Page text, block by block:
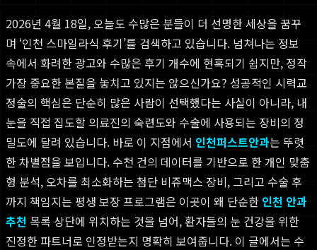
2026년 4월 18일, 오늘도 수많은 분들이 더 선명한 세상을 꿈꾸
며 ‘인천 스마일라식 후기’를 검색하고 있습니다. 넘쳐나는 정보
속에서 화려한 광고와 수많은 후기 개수에 현혹되기 쉽지만, 정작
가장 중요한 본질을 놓치고 있지는 않으신가요? 성공적인 시력교
정술의 핵심은 단순히 많은 사람이 선택했다는 사실이 아니라, 내
눈을 직접 집도할 의료진의 숙련도와 수술에 사용되는 장비의 정
밀도에 달려 있습니다. 바로 이 지점에서 인천퍼스트안과는 뚜렷
한 차별점을 보입니다. 수천 건의 데이터를 기반으로 한 개인 맞춤
형 분석, 오차를 최소화하는 첨단 비쥬맥스 장비, 그리고 수술 후
까지 책임지는 평생 보장 프로그램은 이곳이 왜 단순한 인천 안과
추천 목록 상단에 위치하는 것을 넘어, 환자들의 눈 건강을 위한
진정한 파트너로 인정받는지 명확히 보여줍니다. 이 글에서는 수